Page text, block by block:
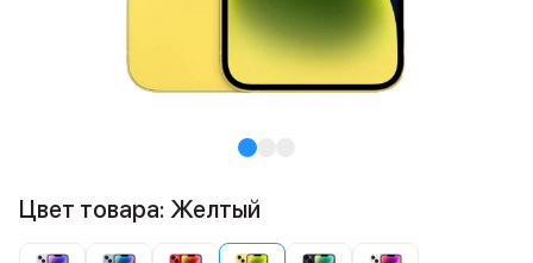
Цвет товара: Желтый